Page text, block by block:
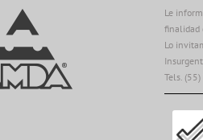
Le
finalidad
Lo
Tels.